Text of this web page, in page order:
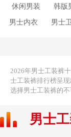
2026年男士工装裤
士工装裤排行榜呈
选择男士工装裤的不
男士
休闲男装 韩版
男士内衣 男士
男士毛呢大衣 直